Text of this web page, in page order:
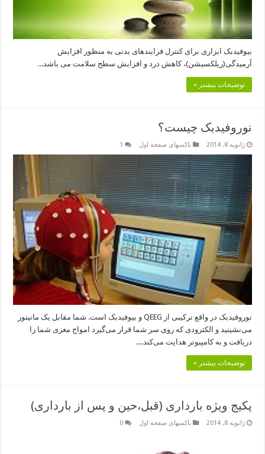
بیوفیدبک ابزاری برای کنترل فرایندهای بدنی به منظور افزایش
آرمیدگی(ریلکسیشن)، کاهش درد و افزایش سطح سلامت می باشد...
توضیحات بیشتر »
نوروفیدبک چیست؟
ژانویه 8, 2014 باکسهای صفحه اول 1
نوروفیدبک در واقع ترکیبی از QEEG و بیوفیدبک است. شما مقابل یک مانیتور
می‌نشینید و الکترودی که روی سر شما قرار می‌گیرد امواج مغزی شما را
دریافت و به کامپیوتر هدایت می‌کند....
توضیحات بیشتر »
پکیج ویژه بارداری (قبل،حین و پس از بارداری)
ژانویه 8, 2014 باکسهای صفحه اول 0